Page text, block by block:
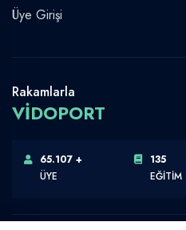
Üye Girişi
Rakamlarla
VİDOPORT
65.107 +
ÜYE
135
EĞİTİM